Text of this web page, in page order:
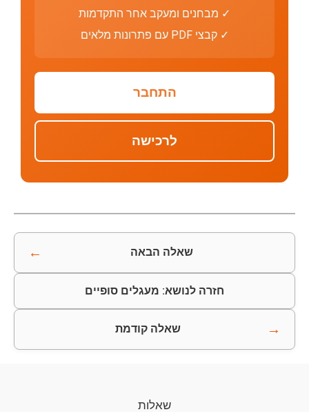
✓ מבחנים ומעקב אחר התקדמות
✓ קבצי PDF עם פתרונות מלאים
התחבר
לרכישה
שאלה הבאה ←
חזרה לנושא: מעגלים סופיים
→ שאלה קודמת
שאלות